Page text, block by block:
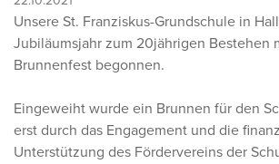
Unsere St. Franziskus-Grundschule in
Jubiläumsjahr zum 20jährigen Bestehen
Brunnenfest begonnen.
Eingeweiht wurde ein Brunnen für den
erst durch das Engagement und die
Unterstützung des Fördervereins der